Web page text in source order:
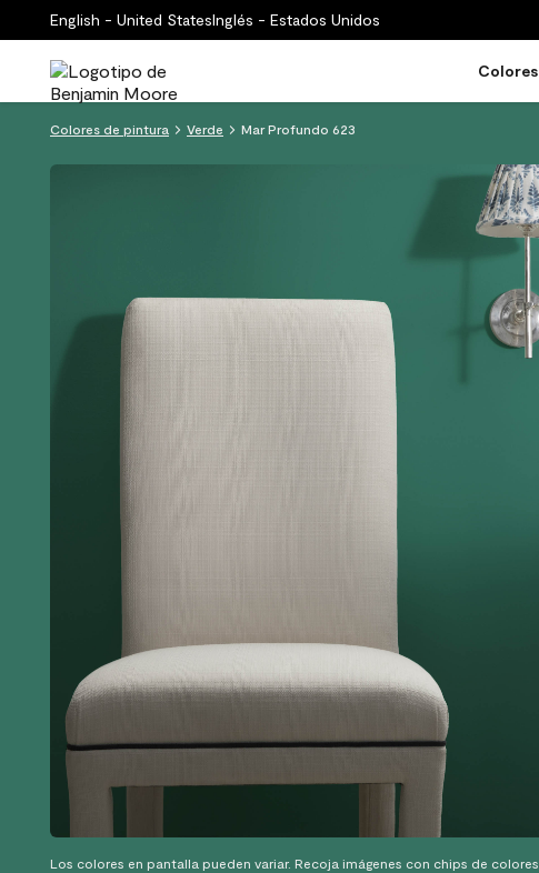
English - United StatesInglés - Estados Unidos
Colores de pintura Verde Mar Profundo 623
Los colores en pantalla pueden variar. Recoja imágenes con chips de